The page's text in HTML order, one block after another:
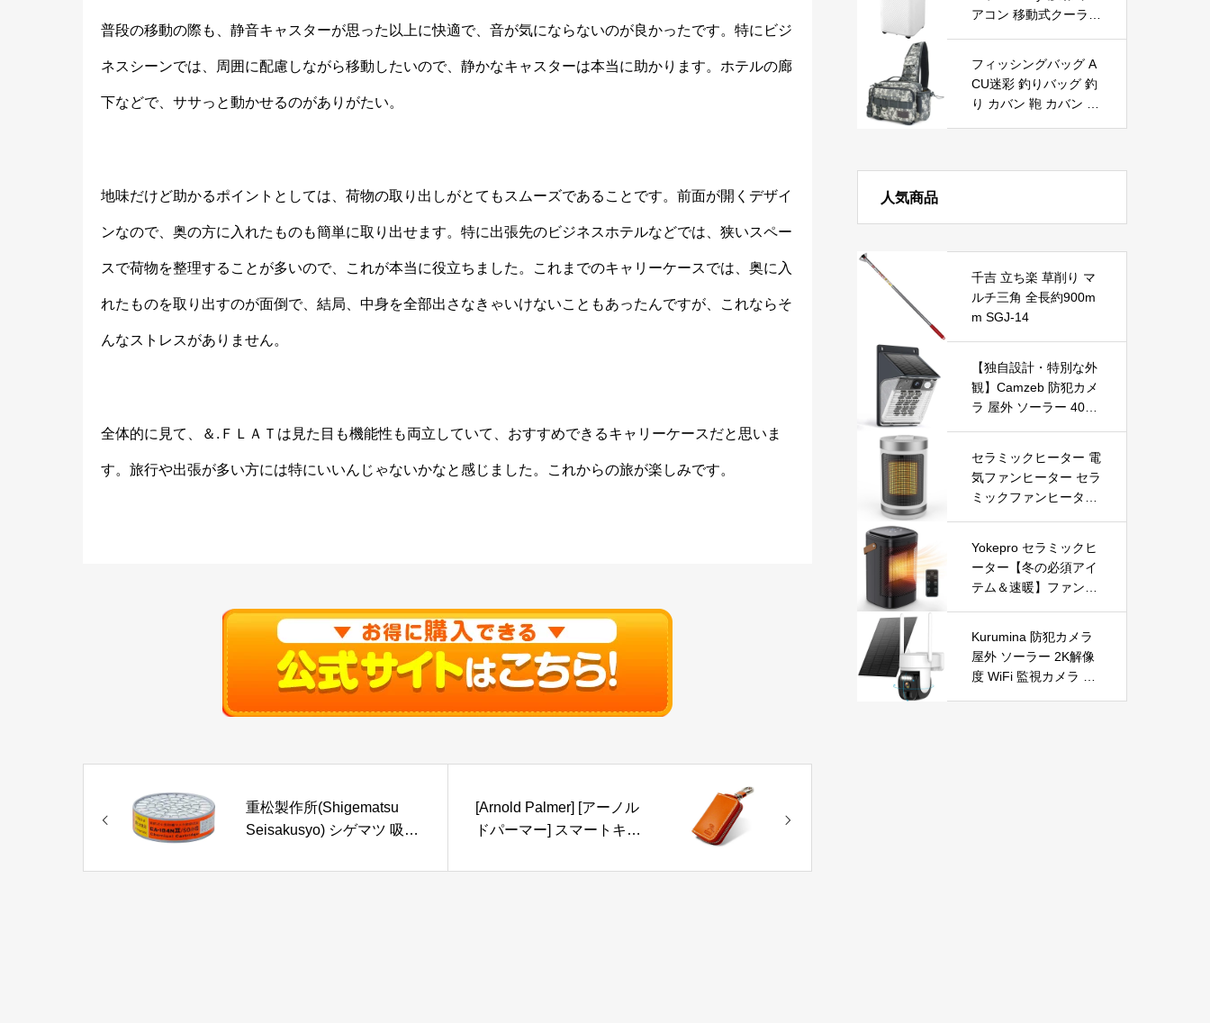
普段の移動の際も、静音キャスターが思った以上に快適で、音が気にならないのが良かったです。特にビジ
ネスシーンでは、周囲に配慮しながら移動したいので、静かなキャスターは本当に助かります。ホテルの廊
下などで、ササっと動かせるのがありがたい。
地味だけど助かるポイントとしては、荷物の取り出しがとてもスムーズであることです。前面が開くデザイ
ンなので、奥の方に入れたものも簡単に取り出せます。特に出張先のビジネスホテルなどでは、狭いスペー
スで荷物を整理することが多いので、これが本当に役立ちました。これまでのキャリーケースでは、奥に入
れたものを取り出すのが面倒で、結局、中身を全部出さなきゃいけないこともあったんですが、これならそ
んなストレスがありません。
全体的に見て、＆.ＦＬＡＴは見た目も機能性も両立していて、おすすめできるキャリーケースだと思いま
す。旅行や出張が多い方には特にいいんじゃないかなと感じました。これからの旅が楽しみです。
重松製作所(Shigematsu
Seisakusyo) シゲマツ 吸収
酸・硫化水素
[Arnold Palmer] [アーノル
ドパーマー] スマートキー
パクトAPK-3284 (orange)
ートフォン収納ポーチ
16色対応 グレー
アコン 移動式クーラー
家庭用 ノンドレン式
工事不要 ダクト リモ
コン付 冷房 冷風機 2.9
Kw(NL-AR2900)
フィッシングバッグ A
CU迷彩 釣りバッグ 釣
り カバン 鞄 カバン ラ
人気商品
千吉 立ち楽 草削り マ
ルチ三角 全長約900m
m SGJ-14
【独自設計・特別な外
観】Camzeb 防犯カメ
ラ 屋外 ソーラー 400
電池式 Alexa 赤外線/カ
ラー暗視 双方向音声
音光警報 プッシュ通知
動体検知 クラウド/SD
カード録画 IP66防水
遠隔操作
セラミックヒーター 電
気ファンヒーター セラ
ミックファンヒーター
切替 1-12時間タイマー
設定可能 リモコン付
電気ヒーター 転倒自動
オフ 過熱保護 省エネ
節電 PSE認証済 暖房
器具
Yokepro セラミックヒ
ーター【冬の必須アイ
テム＆速暖】ファンヒ
ED表示 低騒音【空気
浄化】ファンヒーター
電気 ECO知能恒温 省
エネ 暖房器具 転倒オ
Kurumina 防犯カメラ
屋外 ソーラー 2K解像
度 WiFi 監視カメラ ワ